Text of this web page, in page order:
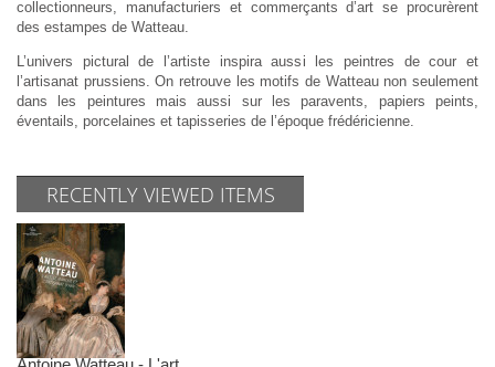
collectionneurs, manufacturiers et commerçants d’art se procurèrent
des estampes de Watteau.
L’univers pictural de l’artiste inspira aussi les peintres de cour et
l’artisanat prussiens. On retrouve les motifs de Watteau non seulement
dans les peintures mais aussi sur les paravents, papiers peints,
éventails, porcelaines et tapisseries de l’époque frédéricienne.
RECENTLY VIEWED ITEMS